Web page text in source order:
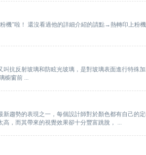
機"啦！ 還沒看過他的詳細介紹的請點→熱轉印上粉
抗反射玻璃和防眩光玻璃，是對玻璃表面進行特殊
櫥窗前 ...
趨勢的表現之一，每個設計師對於顏色都有自己的
，而其帶來的視覺效果卻十分豐富跳脫， ...